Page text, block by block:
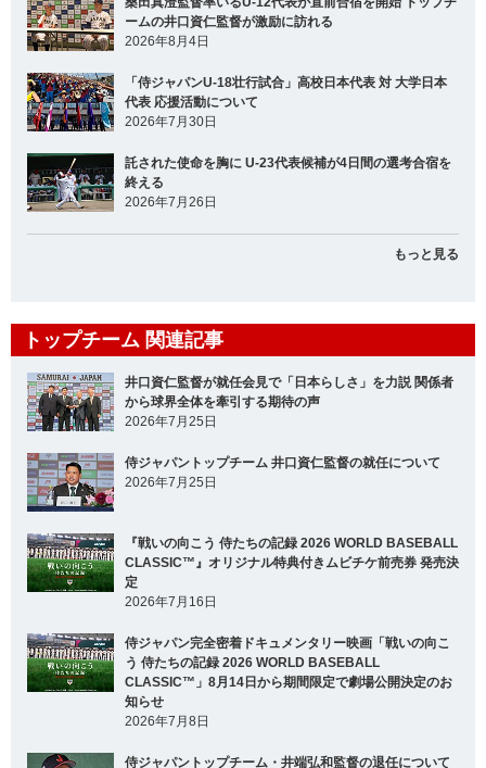
ームの井口資仁監督が激励に訪れる
2026年8月4日
「侍ジャパンU-18壮行試合」高校日本代表 対 大学日本
代表 応援活動について
2026年7月30日
託された使命を胸に U-23代表候補が4日間の選考合宿を
終える
2026年7月26日
もっと見る
トップチーム 関連記事
井口資仁監督が就任会見で「日本らしさ」を力説 関係者
から球界全体を牽引する期待の声
2026年7月25日
侍ジャパントップチーム 井口資仁監督の就任について
2026年7月25日
『戦いの向こう 侍たちの記録 2026 WORLD BASEBALL
CLASSIC™』オリジナル特典付きムビチケ前売券 発売決
定
2026年7月16日
侍ジャパン完全密着ドキュメンタリー映画「戦いの向こ
う 侍たちの記録 2026 WORLD BASEBALL
CLASSIC™」8月14日から期間限定で劇場公開決定のお
知らせ
2026年7月8日
侍ジャパントップチーム・井端弘和監督の退任について